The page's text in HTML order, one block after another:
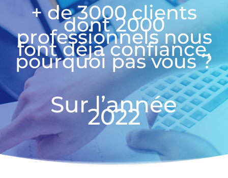
+ de 3000 clients
dont 2000
professionnels nous
font déjà confiance,
pourquoi pas vous ?
Sur l’année
2022